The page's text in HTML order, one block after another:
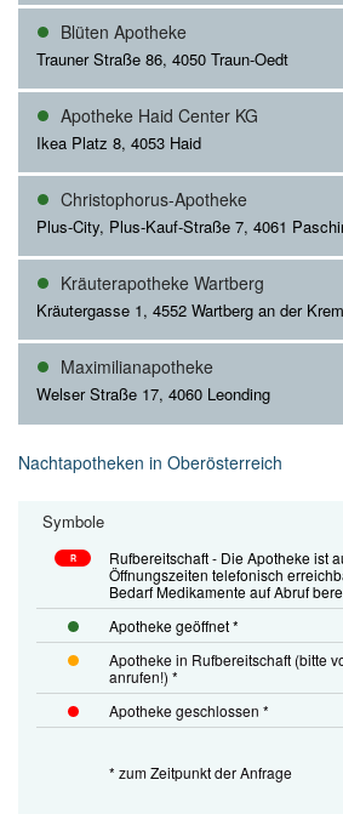
Blüten Apotheke
Trauner Straße 86, 4050 Traun-Oedt
Apotheke Haid Center KG
Ikea Platz 8, 4053 Haid
Christophorus-Apotheke
Plus-City, Plus-Kauf-Straße 7, 4061
Kräuterapotheke Wartberg
Kräutergasse 1, 4552 Wartberg an der
Maximilianapotheke
Welser Straße 17, 4060 Leonding
Nachtapotheken in Oberösterreich
Symbole
R
Rufbereitschaft - Die Apotheke ist
Öffnungszeiten telefonisch
Bedarf Medikamente auf Abruf
Apotheke geöffnet *
Apotheke in Rufbereitschaft (bitte
anrufen!) *
Apotheke geschlossen *
* zum Zeitpunkt der Anfrage